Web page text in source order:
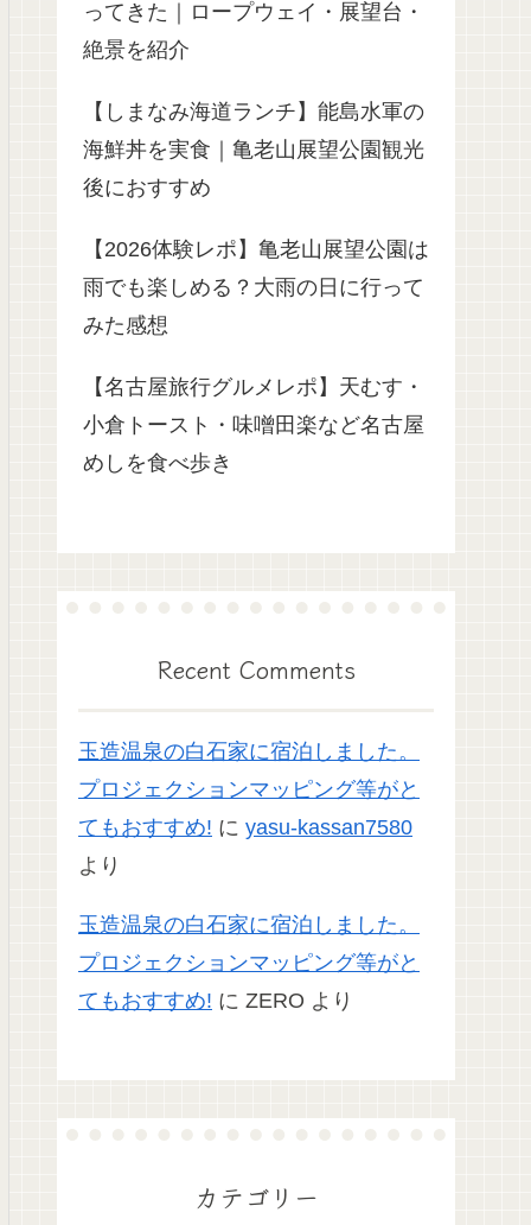
ってきた｜ロープウェイ・展望台・
絶景を紹介
【しまなみ海道ランチ】能島水軍の
海鮮丼を実食｜亀老山展望公園観光
後におすすめ
【2026体験レポ】亀老山展望公園は
雨でも楽しめる？大雨の日に行って
みた感想
【名古屋旅行グルメレポ】天むす・
小倉トースト・味噌田楽など名古屋
めしを食べ歩き
Recent Comments
玉造温泉の白石家に宿泊しました。
プロジェクションマッピング等がと
てもおすすめ! に yasu-kassan7580
より
玉造温泉の白石家に宿泊しました。
プロジェクションマッピング等がと
てもおすすめ! に ZERO より
カテゴリー